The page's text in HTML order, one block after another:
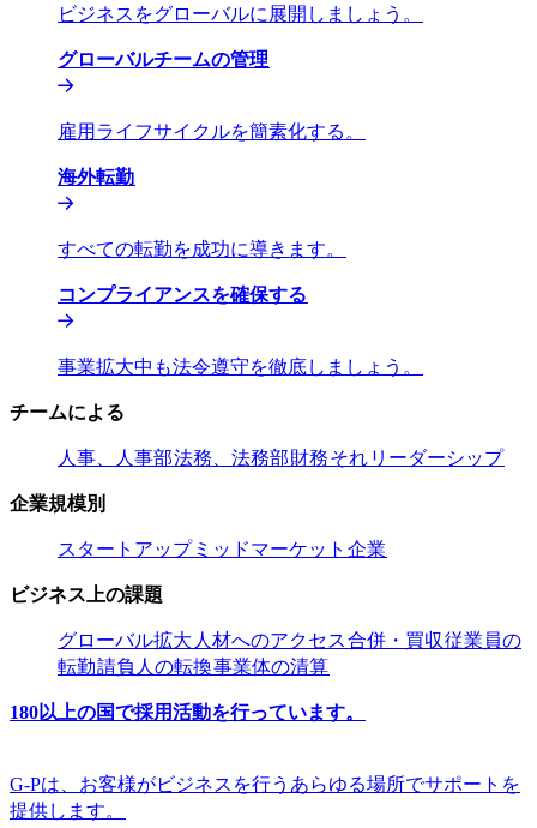
ビジネスをグローバルに展開しましょう。​​
グローバルチームの管理​​
雇用ライフサイクルを簡素化する。​​
海外転勤​​
すべての転勤を成功に導きます。​​
コンプライアンスを確保する​​
事業拡大中も法令遵守を徹底しましょう。​​
チームによる​​
人事、人事部​​法務、法務部​​財務​​それ​​ リーダーシップ​​
企業規模別​​
スタートアップ​​ ミッドマーケット​​ 企業​​
ビジネス上の課題​​
グローバル拡大​​ 人材へのアクセス​​合併・買収​​従業員の
転勤​​請負人の転換​​事業体の清算​​
180以上の国で採用活動を行っています。​​
G-Pは、お客様がビジネスを行うあらゆる場所でサポートを
提供します。​​